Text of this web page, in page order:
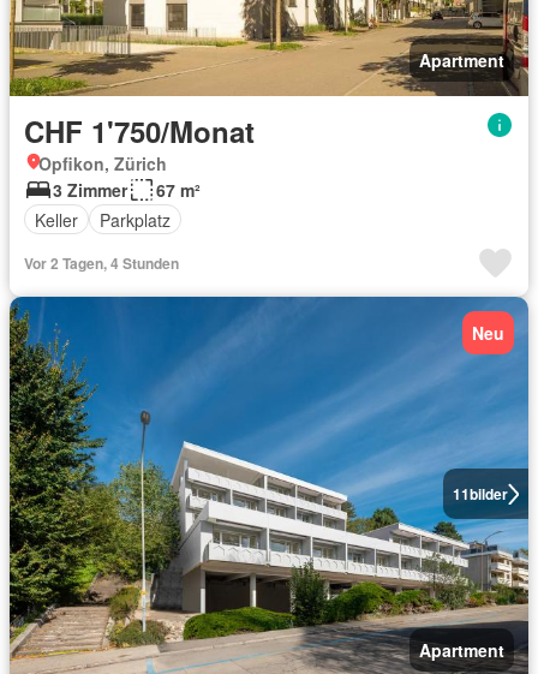
Apartment
CHF 1'750/Monat
Opfikon, Zürich
3 Zimmer
67 m²
Keller
Parkplatz
Vor 2 Tagen, 4 Stunden
11bilder
Neu
Apartment